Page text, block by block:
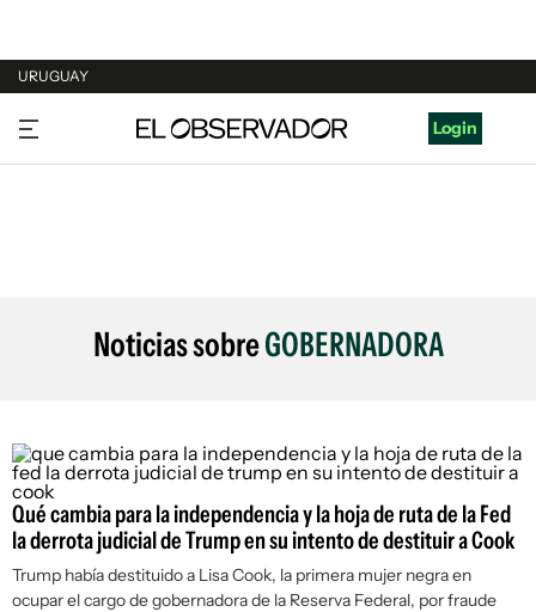
URUGUAY
URUGUAY
ARGENTINA
Login
Noticias sobreGOBERNADORA
Qué cambia para la independencia y la hoja de ruta de la Fed
la derrota judicial de Trump en su intento de destituir a Cook
Trump había destituido a Lisa Cook, la primera mujer negra en
ocupar el cargo de gobernadora de la Reserva Federal, por fraude